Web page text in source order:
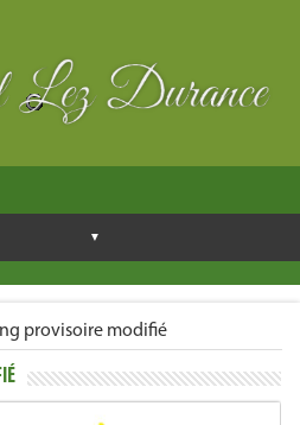
provisoire modifié